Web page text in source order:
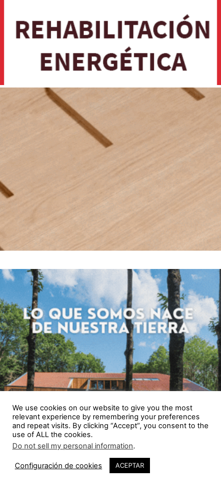
We use cookies on our website to give you the most
relevant experience by remembering your preferences
and repeat visits. By clicking “Accept”, you consent to the
use of ALL the cookies.
Do not sell my personal information.
Configuración de cookies ACEPTAR